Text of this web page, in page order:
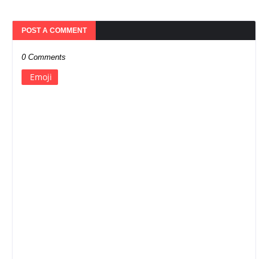
POST A COMMENT
0 Comments
Emoji